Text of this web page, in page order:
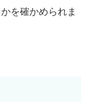
を確かめられま